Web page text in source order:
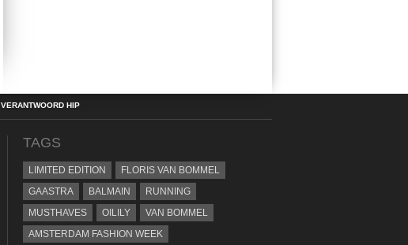
VERANTWOORD HIP
TAGS
LIMITED EDITION
FLORIS VAN BOMMEL
GAASTRA
BALMAIN
RUNNING
MUSTHAVES
OILILY
VAN BOMMEL
AMSTERDAM FASHION WEEK